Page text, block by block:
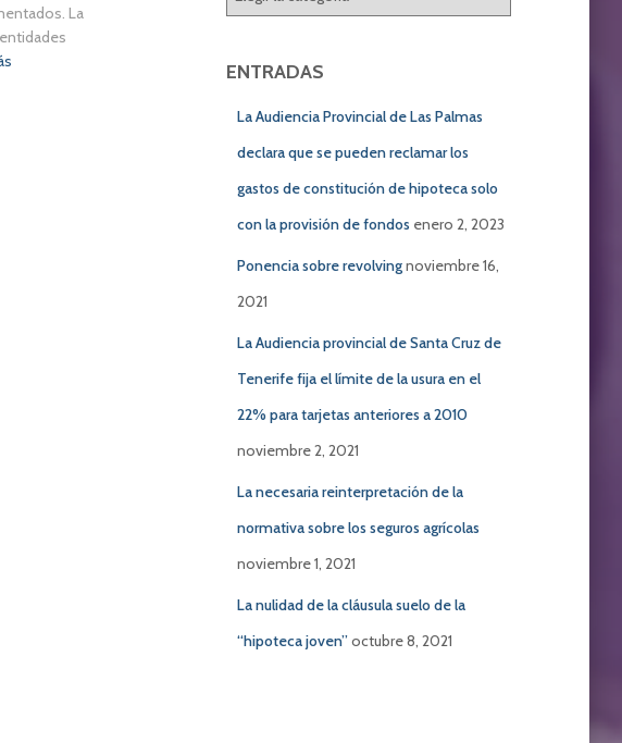
La
G
ENTRADAS
La Audiencia Provincial de Las Palmas
declara que se pueden reclamar los
gastos de constitución de hipoteca solo
con la provisión de fondos enero 2, 2023
Ponencia sobre revolvingnoviembre 16,
2021
La Audiencia provincial de Santa Cruz de
Tenerife fija el límite de la usura en el
22% para tarjetas anteriores a 2010
noviembre 2, 2021
La necesaria reinterpretación de la
normativa sobre los seguros agrícolas
noviembre 1, 2021
La nulidad de la cláusula suelo de la
“hipoteca joven”octubre 8, 2021